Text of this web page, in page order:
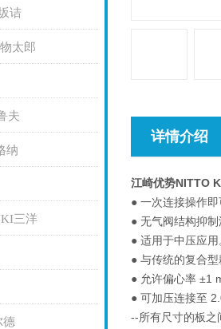
诘
太郎
夫
纳
三洋
德
详情介绍
江崎优势NITTO
● 一次连接操作
● 无气阀结构抑
● 适用于中压应用
● 与传统的复合
● 允许偏心率 ±1
● 可加压连接至
--所有尺寸的板之